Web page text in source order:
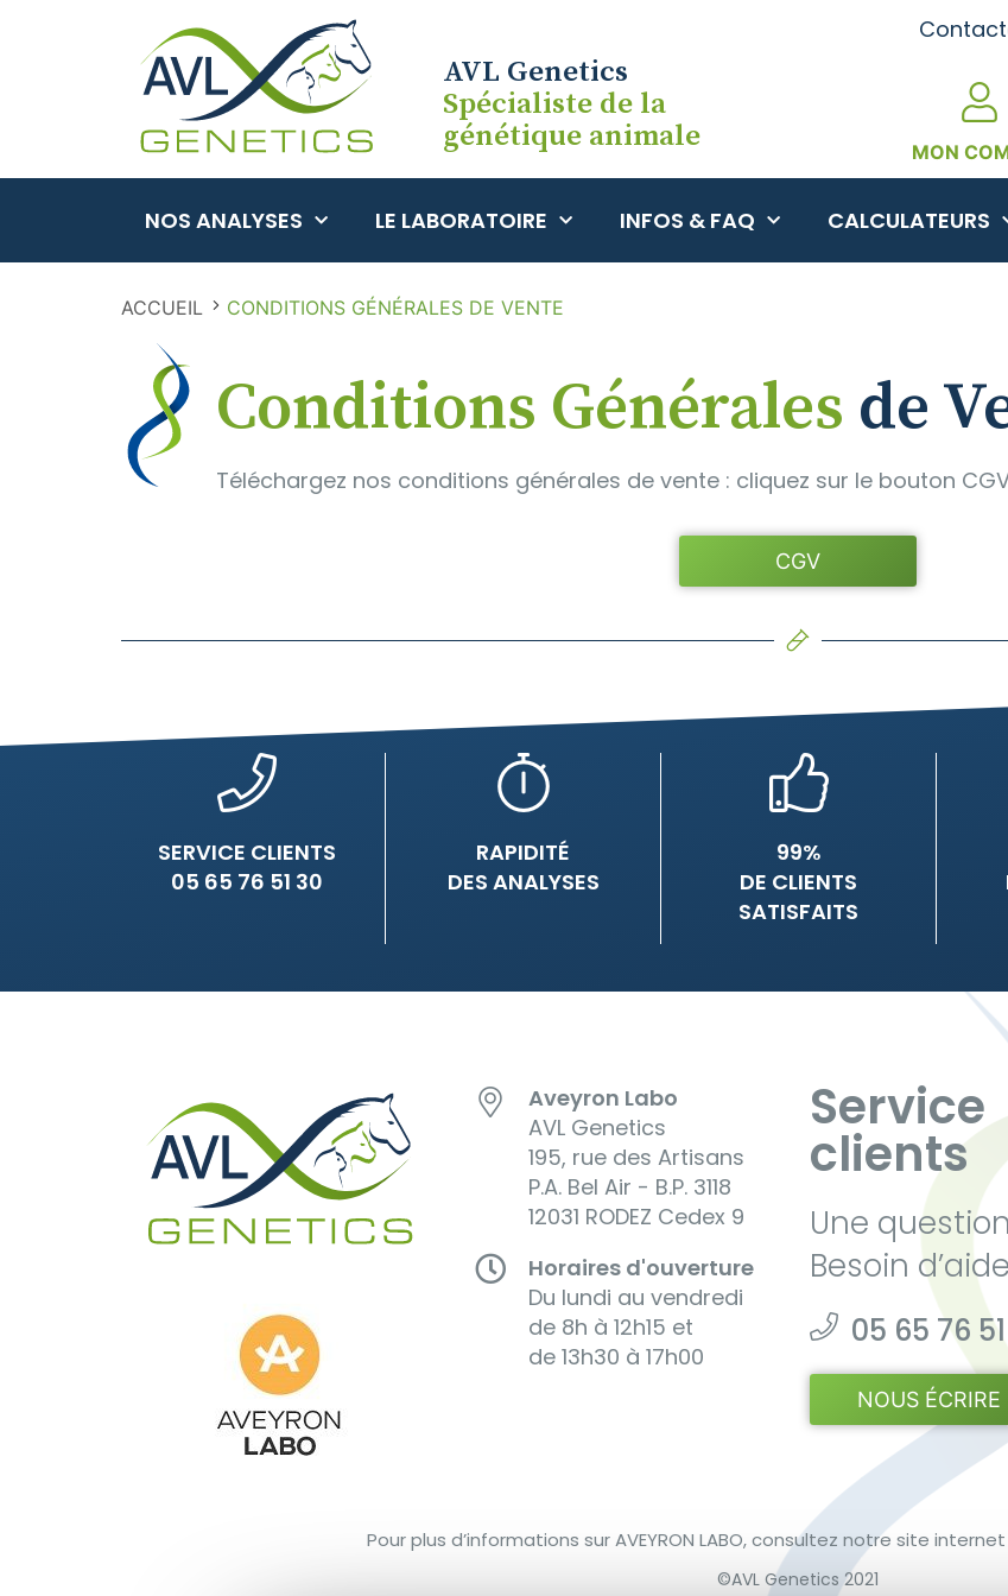
AVL Genetics
Spécialiste de la
génétique animale
MON
NOS ANALYSES LE LABORATOIRE INFOS & FAQ CALCULATEURS
ACCUEIL CONDITIONS GÉNÉRALES DE VENTE
Conditions Générales de
Téléchargez nos conditions générales de vente : cliquez sur le bouton
CGV
SERVICE CLIENTS
05 65 76 51 30
RAPIDITÉ
DES ANALYSES
99%
DE CLIENTS
SATISFAITS
Aveyron Labo
AVL Genetics
195, rue des Artisans
P.A. Bel Air - B.P. 3118
12031 RODEZ Cedex 9
Horaires d'ouverture
Du lundi au vendredi
de 8h à 12h15 et
de 13h30 à 17h00
Service
clients
Une
Besoin
05 65 76
NOUS ÉCRIRE
Pour plus d’informations sur AVEYRON LABO, consultez notre site internet
©AVL Genetics 2021